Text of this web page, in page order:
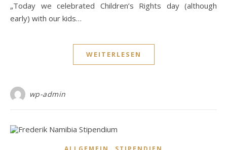
„Today we celebrated Children’s Rights day (although
early) with our kids…
WEITERLESEN
wp-admin